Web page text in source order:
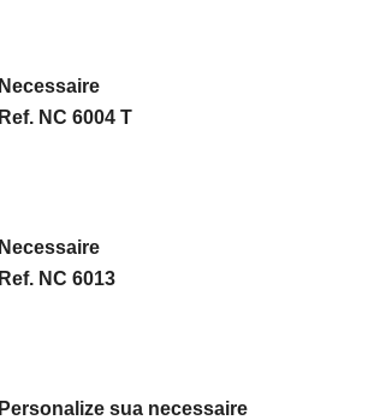
Necessaire
Ref. NC 6004 T
Necessaire
Ref. NC 6013
Personalize sua necessaire